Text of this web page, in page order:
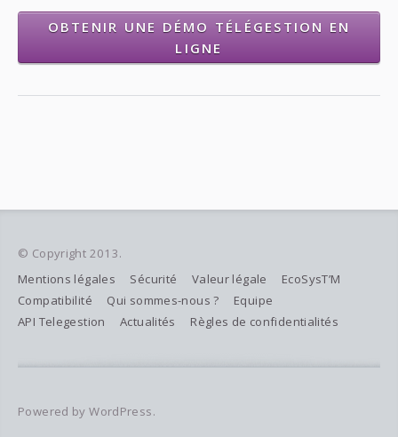
OBTENIR UNE DÉMO TÉLÉGESTION EN
LIGNE
© Copyright 2013.
Mentions légales
Sécurité Valeur légale
EcoSysT’M
Compatibilité
Qui sommes-nous ?
Equipe
API Telegestion
Actualités Règles de confidentialités
Powered by WordPress.